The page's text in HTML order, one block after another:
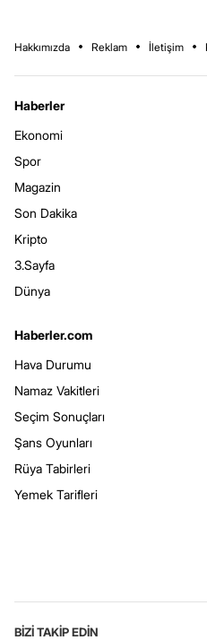
Hakkımızda Reklam İletişim
Haberler
Ekonomi
Spor
Magazin
Son Dakika
Kripto
3.Sayfa
Dünya
Haberler.com
Hava Durumu
Namaz Vakitleri
Seçim Sonuçları
Şans Oyunları
Rüya Tabirleri
Yemek Tarifleri
BİZİ TAKİP EDİN